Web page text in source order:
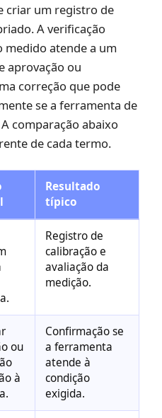
criar um registro de
A verificação
medido atende a um
aprovação ou
correção que pode
se a ferramenta de
comparação abaixo
de cada termo.
Resultado
típico
Registro de
calibração e
avaliação da
medição.
ou
à
Confirmação se
a ferramenta
atende à
condição
exigida.